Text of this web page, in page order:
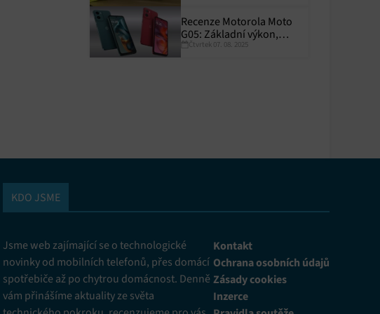
chyb,
Recenze Motorola Moto
G05: Základní výkon,
skvělá výdrž
Čtvrtek 07. 08. 2025
KDO JSME
Jsme web zajímající se o technologické
novinky od mobilních telefonů, přes domácí
spotřebiče až po chytrou domácnost. Denně
vám přinášíme aktuality ze světa
Kontakt
Ochrana osobních údajů
Zásady cookies
Inzerce